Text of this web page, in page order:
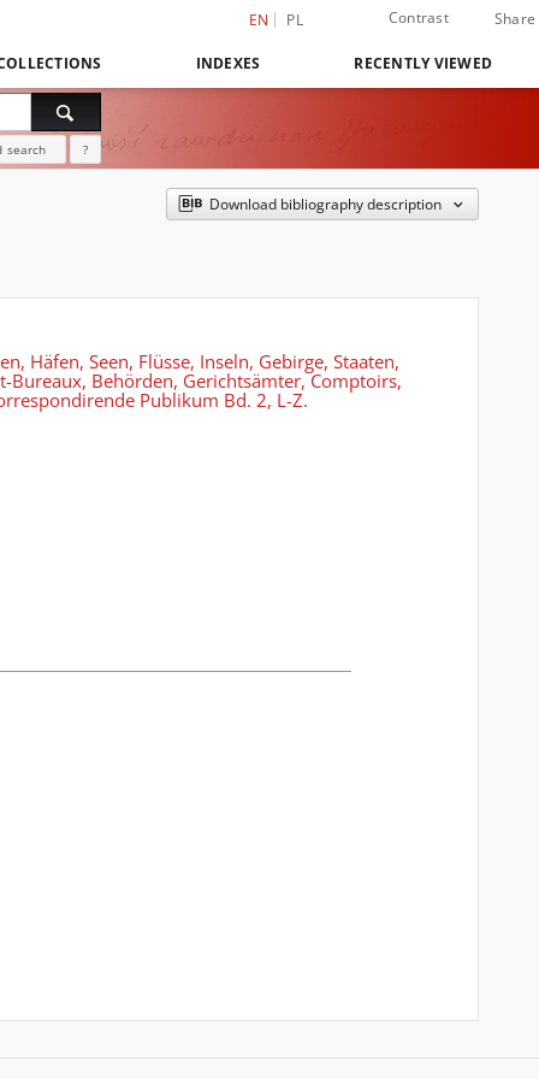
EN PL Contrast Share
INDEXES RECENTLY VIEWED
search ?
Download bibliography description
Häfen, Seen, Flüsse, Inseln, Gebirge, Staaten,
Bureaux, Behörden, Gerichtsämter, Comptoirs,
Publikum Bd. 2, L-Z.